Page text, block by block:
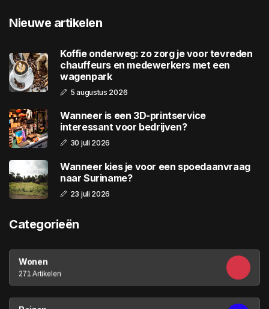
Nieuwe artikelen
Koffie onderweg: zo zorg je voor tevreden
chauffeurs en medewerkers met een
wagenpark
5 augustus 2026
Wanneer is een 3D-printservice
interessant voor bedrijven?
30 juli 2026
Wanneer kies je voor een spoedaanvraag
naar Suriname?
23 juli 2026
Categorieën
Wonen
271 Artikelen